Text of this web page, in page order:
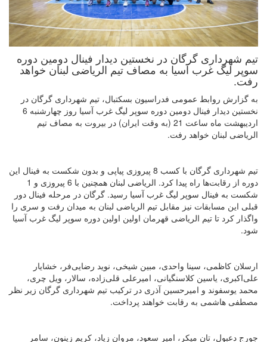
تیم شهرداری گرگان در نخستین دیدار فینال دومین دوره
سوپر لیگ غرب آسیا به مصاف تیم الریاضی لبنان خواهد
رفت.
به گزارش روابط عمومی فدراسیون بسکتبال، تیم شهرداری گرگان در
نخستین دیدار فینال دومین دوره سوپر لیگ غرب آسیا روز چهارشنبه 6
اردیبهشت ماه ساعت 21 (به وقت ایران) در بیروت به مصاف تیم
الریاضی لبنان خواهد رفت.
تیم شهرداری گرگان با کسب 8 پیروزی پیاپی و بدون شکست به فینال این
دوره از رقابت‌ها راه پیدا کرد. الریاضی لبنان همچنین با 6 پیروزی و 1
شکست به فینال سوپر لیگ غرب آسیا رسید. گرگان در مرحله فینال دور
قبلی این مسابقات نیز مقابل تیم الریاضی لبنان به میدان رفت و سری را
واگذار کرد تا تیم الریاضی قهرمان اولین اولین دوره سوپر لیگ غرب آسیا
شود.
ارسلان کاظمی، سینا واحدی، مبین شیخی، نوید رضایی‌فر، خشایار
علی‌اکبری، یاسین کلاسنگیانی، امیرعلی قلی‌زاده، سالار، ویل چری،
محمد یوسفوند و امیرحسین آذری در ترکیب تیم شهرداری گرگان زیر نظر
مصطفی هاشمی به رقابت خواهند پرداخت.
جورج دعبول، تان میکر، امیر سعود، مروان زیاد، کریم زینون، سامر